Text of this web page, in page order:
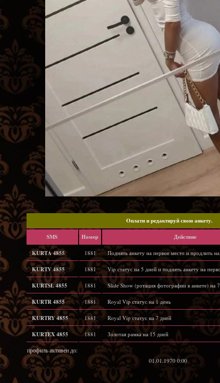
Oплати и редактируй свою анкету.
SMS Hомер Действие
KURTA 4855 1881 Поднять анкету на первое место и продлить
KURTV 4855 1881 Vip статус на 5 дней и поднять анкету на
KURTSL 4855 1881 Slide Show (ротация фотографии в анкете) на
KURTR 4855 1881 Royal Vip статус на 1 день
KURTRY 4855 1881 Royal Vip статус на 7 дней
KURTEX 4855 1881 Золотая рамка на 15 дней
профиль активен до:
01.01.1970 0:00